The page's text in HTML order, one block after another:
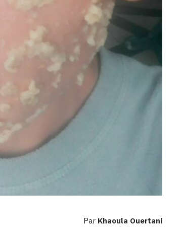
Par Khaoula Ouertani